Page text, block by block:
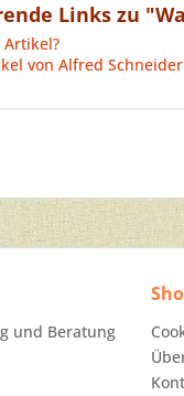
Links zu
Artikel?
von Alfred Schneider
und Beratung